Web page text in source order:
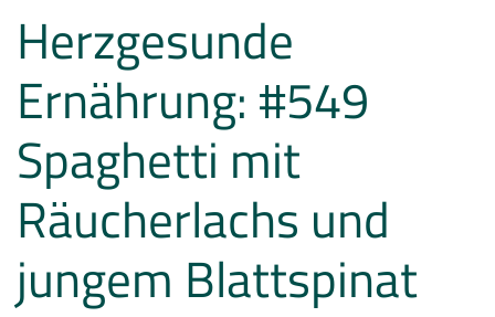
Herzgesunde
Ernährung: #549
Spaghetti mit
Räucherlachs und
jungem Blattspinat